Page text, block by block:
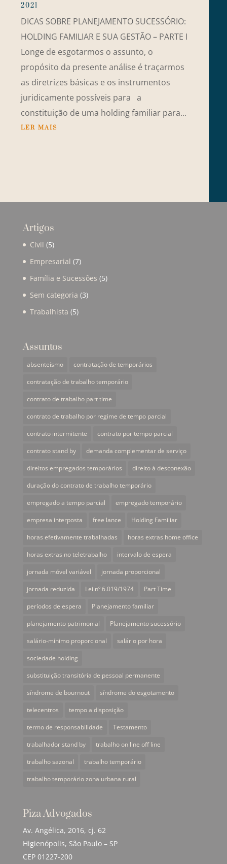
2021
DICAS SOBRE PLANEJAMENTO SUCESSÓRIO:
HOLDING FAMILIAR E SUA GESTÃO – PARTE I
Longe de esgotarmos o assunto, o
propósito da presente análise é traçarmos
as diretrizes básicas e os instrumentos
juridicamente possíveis para a
constituição de uma holding familiar para...
LER MAIS
Artigos
Civil (5)
Empresarial (7)
Família e Sucessões (5)
Sem categoria (3)
Trabalhista (5)
Assuntos
absenteísmo
contratação de temporários
contratação de trabalho temporário
contrato de trabalho part time
contrato de trabalho por regime de tempo parcial
contrato intermitente
contrato por tempo parcial
contrato stand by
demanda complementar de serviço
direitos empregados temporários
direito à desconexão
duração do contrato de trabalho temporário
empregado a tempo parcial
empregado temporário
empresa interposta
free lance
Holding Familiar
horas efetivamente trabalhadas
horas extras home office
horas extras no teletrabalho
intervalo de espera
jornada móvel variável
jornada proporcional
jornada reduzida
Lei nº 6.019/1974
Part Time
períodos de espera
Planejamento familiar
planejamento patrimonial
Planejamento sucessório
salário-mínimo proporcional
salário por hora
sociedade holding
substituição transitória de pessoal permanente
síndrome de bournout
síndrome do esgotamento
telecentros
tempo a disposição
termo de responsabilidade
Testamento
trabalhador stand by
trabalho on line off line
trabalho sazonal
trabalho temporário
trabalho temporário zona urbana rural
Piza Advogados
Av. Angélica, 2016, cj. 62
Higienópolis, São Paulo – SP
CEP 01227-200